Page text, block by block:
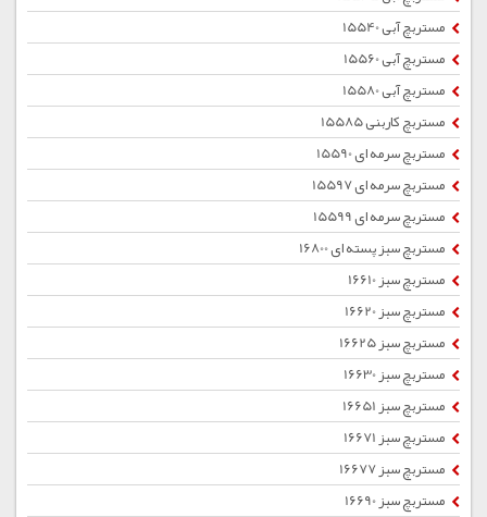
مستربچ آبی 15540
مستربچ آبی 15560
مستربچ آبی 15580
مستربچ کاربنی 15585
مستربچ سرمه ای 15590
مستربچ سرمه ای 15597
مستربچ سرمه ای 15599
مستربچ سبز پسته ای 16800
مستربچ سبز 16610
مستربچ سبز 16620
مستربچ سبز 16625
مستربچ سبز 16630
مستربچ سبز 16651
مستربچ سبز 16671
مستربچ سبز 16677
مستربچ سبز 16690